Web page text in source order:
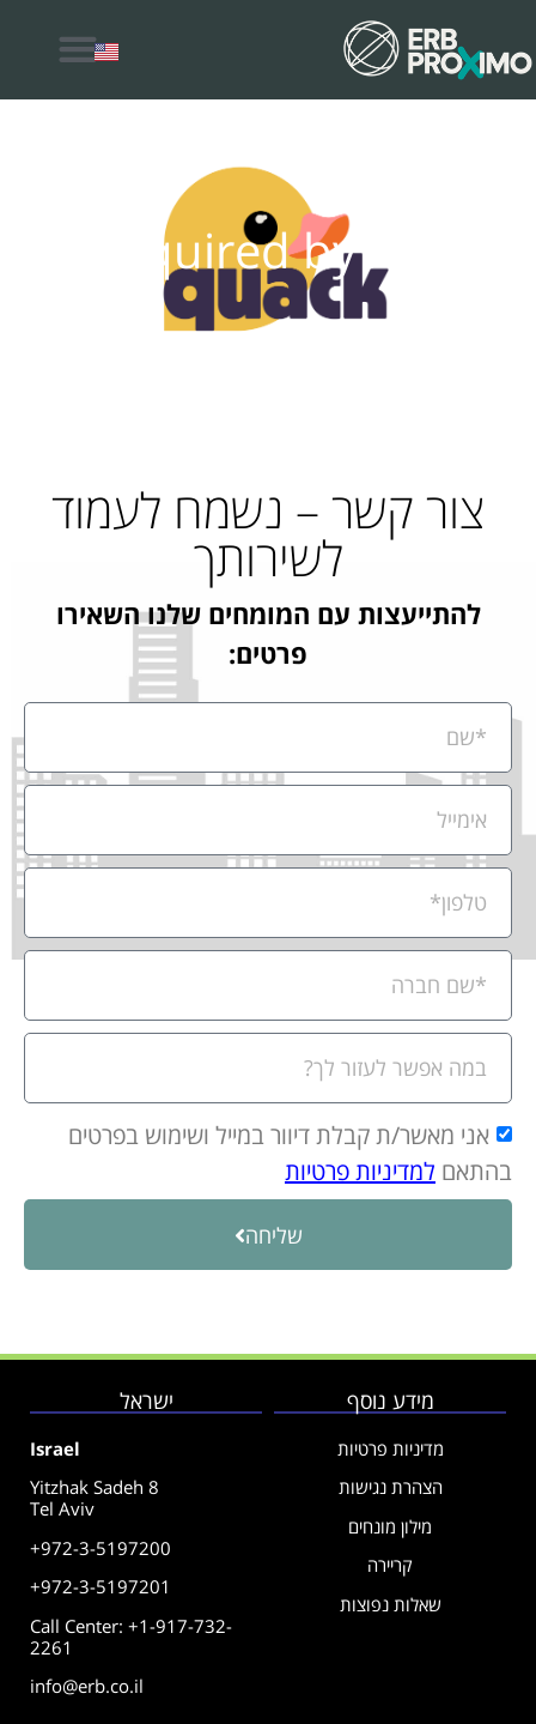
Acquired by AUI
צור קשר – נשמח לעמוד
לשירותך
להתייעצות עם המומחים שלנו השאירו
פרטים:
אני מאשר/ת קבלת דיוור במייל ושימוש בפרטים
בהתאם למדיניות פרטיות
שליחה
מידע נוסף
מדיניות פרטיות
הצהרת נגישות
מילון מונחים
קריירה
שאלות נפוצות
ישראל
Israel
Yitzhak Sadeh 8
Tel Aviv
+972-3-5197200
+972-3-5197201
Call Center: +1-917-732-
2261
info@erb.co.il